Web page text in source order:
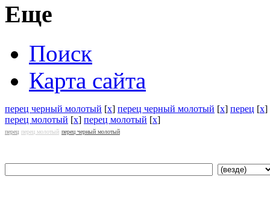
Еще
Поиск
Карта сайта
перец черный молотый [x] перец черный молотый [x] перец [x]
перец молотый [x] перец молотый [x]
перец перец молотый перец черный молотый